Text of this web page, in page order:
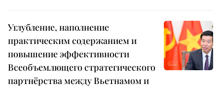
Углубление, наполнение
практическим содержанием и
повышение эффективности
Всеобъемлющего стратегического
партнёрства между Вьетнамом и